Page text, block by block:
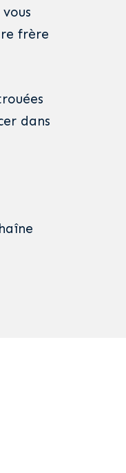
frère
dans